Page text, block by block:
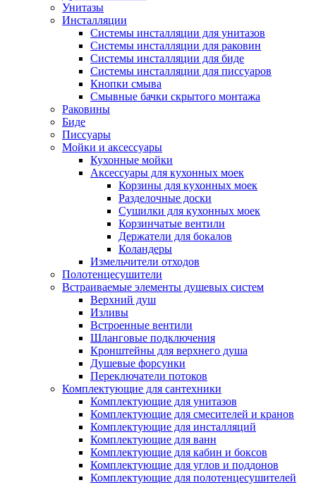
Унитазы
Инсталляции
Системы инсталляции для унитазов
Системы инсталляции для раковин
Системы инсталляции для биде
Системы инсталляции для писсуаров
Кнопки смыва
Смывные бачки скрытого монтажа
Раковины
Биде
Писсуары
Мойки и аксессуары
Кухонные мойки
Аксессуары для кухонных моек
Корзины для кухонных моек
Разделочные доски
Сушилки для кухонных моек
Корзинчатые вентили
Держатели для бокалов
Коландеры
Измельчители отходов
Полотенцесушители
Встраиваемые элементы душевых систем
Верхний душ
Изливы
Встроенные вентили
Шланговые подключения
Кронштейны для верхнего душа
Душевые форсунки
Переключатели потоков
Комплектующие для сантехники
Комплектующие для унитазов
Комплектующие для смесителей и кранов
Комплектующие для инсталляций
Комплектующие для ванн
Комплектующие для кабин и боксов
Комплектующие для углов и поддонов
Комплектующие для полотенцесушителей